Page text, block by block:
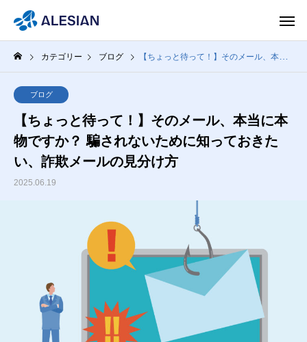
カテゴリー ブログ 【ちょっと待って！】そのメール、本当に本物ですか？ 騙されないために知っておきたい、詐欺メールの見分け方
ブログ
【ちょっと待って！】そのメール、本当に本
物ですか？ 騙されないために知っておきた
い、詐欺メールの見分け方
2025.06.19